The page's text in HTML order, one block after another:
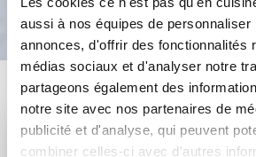
aussi à nos équipes de personnaliser
annonces, d'offrir des fonctionnalités
médias sociaux et d'analyser notre
partageons également des
notre site avec nos partenaires de
publicité et d'analyse, qui peuvent
combiner celles-ci avec d'autres
Vous aimerez aussi ...